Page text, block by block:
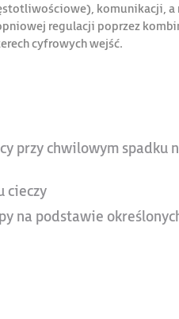
komunikacji, a
regulacji poprzez
cyfrowych wejść.
przy chwilowym spadku
cieczy
na podstawie